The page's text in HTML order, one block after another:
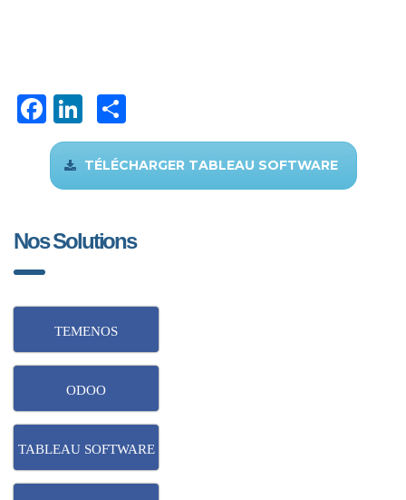
Facebook
LinkedIn
TÉLÉCHARGER TABLEAU SOFTWARE
Nos Solutions
TEMENOS
ODOO
TABLEAU SOFTWARE